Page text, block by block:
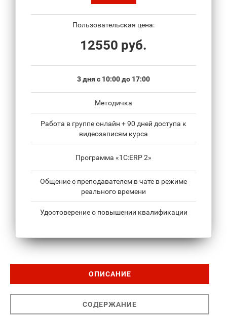
Пользовательская цена:
12550 руб.
3 дня с 10:00 до 17:00
Методичка
Работа в группе онлайн + 90 дней доступа к
видеозаписям курса
Программа «1С:ERP 2»
Общение с преподавателем в чате в режиме
реального времени
Удостоверение о повышении квалификации
ОПИСАНИЕ
СОДЕРЖАНИЕ